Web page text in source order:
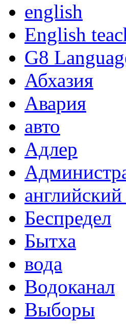
english
English
G8
Абхазия
Авария
авто
Адлер
Беспредел
Бытха
вода
Водоканал
Выборы